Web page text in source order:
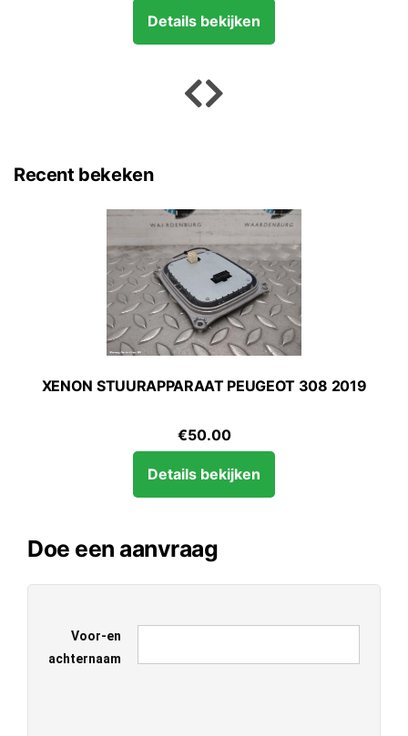
Details bekijken
Recent bekeken
XENON STUURAPPARAAT PEUGEOT 308 2019
€50.00
Details bekijken
Doe een aanvraag
Voor-en
achternaam